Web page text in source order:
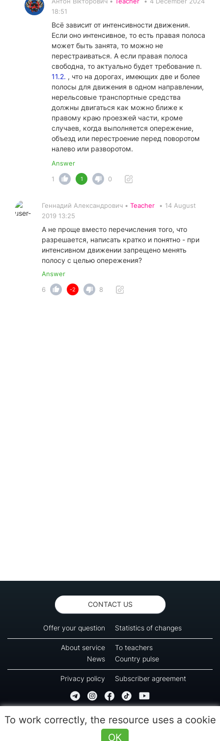
18:51
Всё зависит от интенсивности движения.
Если оно интенсивное, то есть правая полоса
может быть занята, то можно не
перестраиваться. А если правая полоса
свободна, то актуально будет требование п.
11.2. , что на дорогах, имеющих две и более
полосы для движения в одном направлении,
нерельсовые транспортные средства
должны двигаться как можно ближе к
правому краю проезжей части, кроме
случаев, когда выполняется опережение,
объезд или перестроение перед поворотом
налево или разворотом.
Answer
1
1 0
Геннадий Александрович • Teacher • 14 August
2019 13:25
А не проще вместо перечисления того, что
разрешается, написать кратко и понятно - при
интенсивном движении запрещено менять
полосу с целью опережения?
Answer
6
-2 8
CONTACT US
Offer your question Statistics of changes
About service
To teachers
News
Country pulse
Privacy policy Subscriber agreement
All rights reserved. No part of information from this page can be copied, reprinted or
used for reproduction, transmission to other devices. The last reload time 09:55
To work correctly, the resource uses a cookie
OK